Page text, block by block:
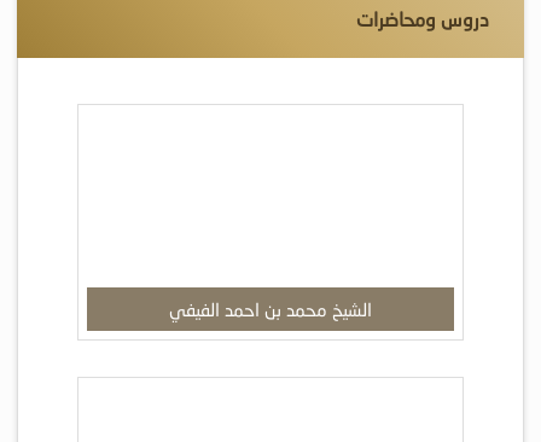
دروس ومحاضرات
الشيخ محمد بن احمد الفيفي